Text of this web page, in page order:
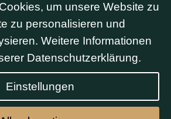
um unsere Website zu
zu personalisieren und
Weitere Informationen
Datenschutzerklärung.
Einstellungen